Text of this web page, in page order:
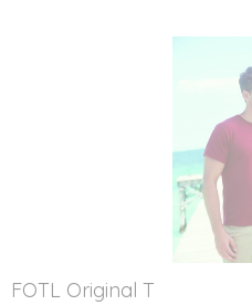
FOTL Original T